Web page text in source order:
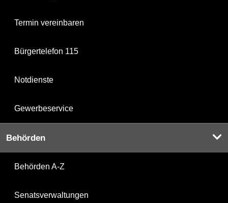
Termin vereinbaren
Bürgertelefon 115
Notdienste
Gewerbeservice
Behörden
Behörden A-Z
Senatsverwaltungen